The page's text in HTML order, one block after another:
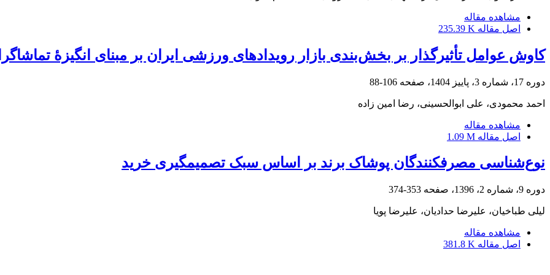
مشاهده مقاله
اصل مقاله 235.39 K
کاوش عوامل تأثیرگذار بر بخش‌بندی بازار رویدادهای ورزشی ایران بر مبنای انگیزۀ
دوره 17، شماره 3، پاییز 1404، صفحه 106-88
احمد محمودی، علی ابوالحسینی، رضا امین زاده
مشاهده مقاله
اصل مقاله 1.09 M
نوع‌شناسی مصرف‎کنندگان پوشاک برند بر اساس سبک تصمیم‎گیری خرید
دوره 9، شماره 2، 1396، صفحه 353-374
لیلی طباخیان، علیرضا حدادیان، علیرضا پویا
مشاهده مقاله
اصل مقاله 381.8 K